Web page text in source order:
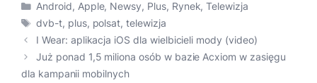
Kategorie
Android, Apple, Newsy, Plus, Rynek,Telewizja
Tagi
dvb-t, plus, polsat,telewizja
I Wear: aplikacja iOS dla wielbicieli mody (video)
Już ponad 1,5 miliona osób w bazie Acxiom w zasięgu
dla kampanii mobilnych